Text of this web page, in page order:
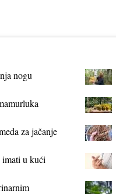
nogu
za jačanje
imati u kući